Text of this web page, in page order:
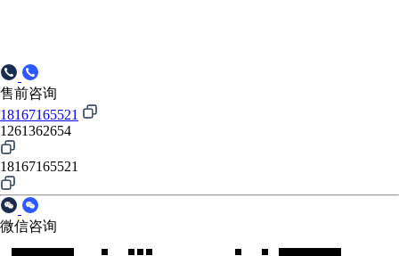
售前咨询
18167165521
1261362654
18167165521
微信咨询